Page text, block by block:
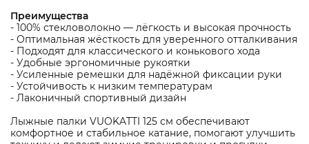
Преимущества
- 100% стекловолокно — лёгкость и высокая прочность
- Оптимальная жёсткость для уверенного отталкивания
- Подходят для классического и конькового хода
- Удобные эргономичные рукоятки
- Усиленные ремешки для надёжной фиксации руки
- Устойчивость к низким температурам
- Лаконичный спортивный дизайн
Лыжные палки VUOKATTI 125 см обеспечивают
комфортное и стабильное катание, помогают улучшить